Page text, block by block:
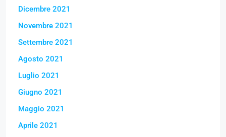
Dicembre 2021
Novembre 2021
Settembre 2021
Agosto 2021
Luglio 2021
Giugno 2021
Maggio 2021
Aprile 2021